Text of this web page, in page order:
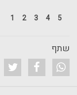
5
4
3
2
1
שתף